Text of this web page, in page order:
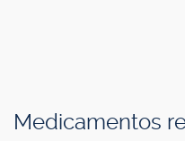
Medicamentos